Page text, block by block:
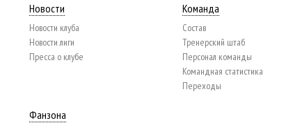
Новости
Новости клуба
Новости лиги
Пресса о клубе
Команда
Состав
Тренерский штаб
Персонал команды
Командная статистика
Переходы
Фанзона